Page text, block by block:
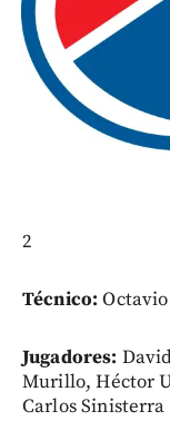
2
Técnico:
Jugadores:
Murillo, Héctor
Carlos Sinisterra